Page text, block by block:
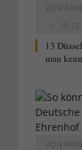
VON
13
man
VON